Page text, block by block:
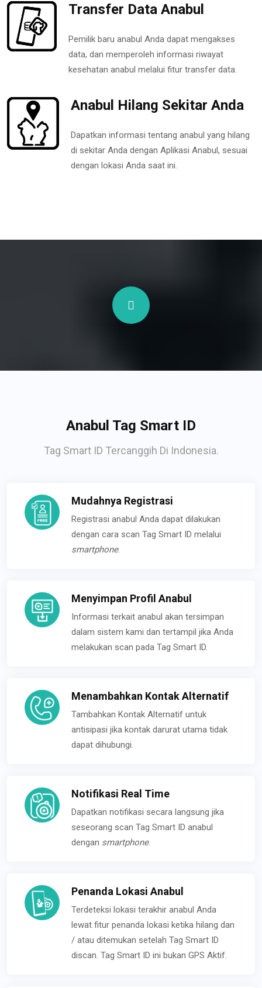
Transfer Data Anabul
Pemilik baru anabul Anda dapat mengakses
data, dan memperoleh informasi riwayat
kesehatan anabul melalui fitur transfer data.
Anabul Hilang Sekitar Anda
Dapatkan informasi tentang anabul yang hilang
di sekitar Anda dengan Aplikasi Anabul, sesuai
dengan lokasi Anda saat ini.
Anabul Tag Smart ID
Tag Smart ID Tercanggih Di Indonesia.
Mudahnya Registrasi
Registrasi anabul Anda dapat dilakukan
dengan cara scan Tag Smart ID melalui
smartphone.
Menyimpan Profil Anabul
Informasi terkait anabul akan tersimpan
dalam sistem kami dan tertampil jika Anda
melakukan scan pada Tag Smart ID.
Menambahkan Kontak Alternatif
Tambahkan Kontak Alternatif untuk
antisipasi jika kontak darurat utama tidak
dapat dihubungi.
Notifikasi Real Time
Dapatkan notifikasi secara langsung jika
seseorang scan Tag Smart ID anabul
dengan smartphone.
Penanda Lokasi Anabul
Terdeteksi lokasi terakhir anabul Anda
lewat fitur penanda lokasi ketika hilang dan
/ atau ditemukan setelah Tag Smart ID
discan. Tag Smart ID ini bukan GPS Aktif.